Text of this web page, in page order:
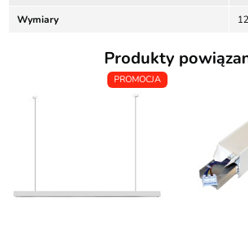
Wymiary
Produkty
PROMOCJA